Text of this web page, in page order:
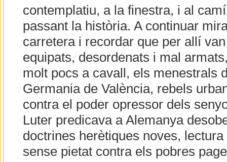
contemplatiu, a la finestra, i al
passant la història. A continuar
carretera i recordar que per allí
equipats, desordenats i mal
molt pocs a cavall, els menestrals
Germania de València, rebels
contra el poder opressor dels
Luter predicava a Alemanya
doctrines herètiques noves,
sense pietat contra els pobres